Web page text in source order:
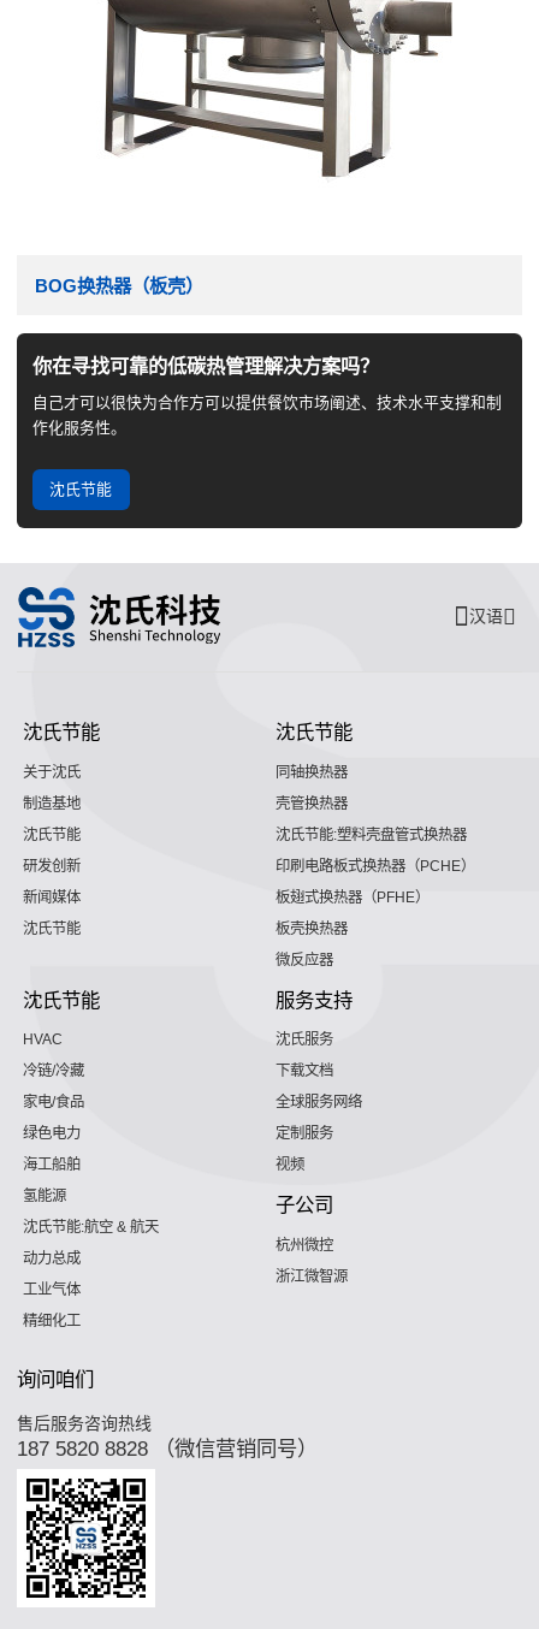
BOG换热器（板壳）
你在寻找可靠的低碳热管理解决方案吗？
自己才可以很快为合作方可以提供餐饮市场阐述、技术水平支撑和制
作化服务性。
沈氏节能
汉语
沈氏节能
关于沈氏
制造基地
沈氏节能
研发创新
新闻媒体
沈氏节能
沈氏节能
同轴换热器
壳管换热器
沈氏节能:塑料壳盘管式换热器
印刷电路板式换热器（PCHE）
板翅式换热器（PFHE）
板壳换热器
微反应器
沈氏节能
HVAC
冷链/冷藏
家电/食品
绿色电力
海工船舶
氢能源
沈氏节能:航空 & 航天
动力总成
工业气体
精细化工
服务支持
沈氏服务
下载文档
全球服务网络
定制服务
视频
子公司
杭州微控
浙江微智源
询问咱们
售后服务咨询热线
187 5820 8828 （微信营销同号）